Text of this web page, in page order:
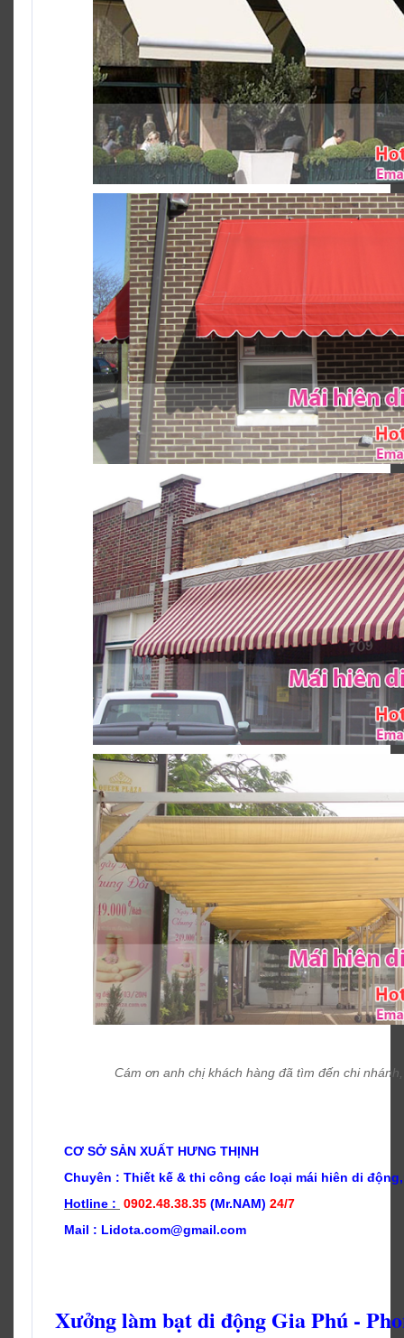
Cám ơn anh chị khách hàng đã tìm đến chi
CƠ SỞ SẢN XUẤT HƯNG THỊNH
Chuyên : Thiết kế & thi công các loại mái hiên di
Hotline : 0902.48.38.35 (Mr.NAM) 24/7
Mail : Lidota.com@gmail.com
Xưởng làm bạt di động Gia Phú -